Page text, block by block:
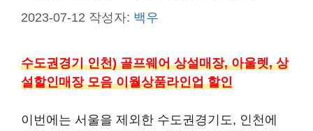
2023-07-12 작성자: 백우
수도권경기 인천) 골프웨어 상설매장, 아울렛, 상
설할인매장 모음 이월상품라인업 할인
이번에는 서울을 제외한 수도권경기도, 인천에